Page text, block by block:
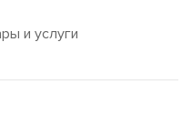
и услуги